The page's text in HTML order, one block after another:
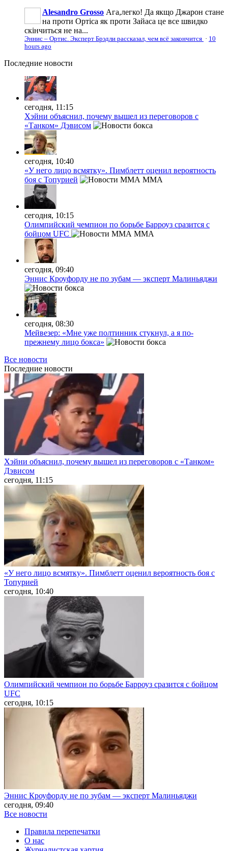
Alesandro Grosso Ага,легко! Да якщо Джарон стане
на проти Ортіса як проти Зайаса це все швидко
скінчиться не на...
Эннис – Ортис. Эксперт Брэдли рассказал, чем всё закончится · 10
hours ago
Последние новости
сегодня, 11:15
Хэйни объяснил, почему вышел из переговоров с
«Танком» Дэвисом
сегодня, 10:40
«У него лицо всмятку». Пимблетт оценил вероятность
боя с Топурией
MMA
сегодня, 10:15
Олимпийский чемпион по борьбе Барроуз сразится с
бойцом UFC
MMA
сегодня, 09:40
Эннис Кроуфорду не по зубам — эксперт Малиньяджи
сегодня, 08:30
Мейвезер: «Мне уже полтинник стукнул, а я по-
прежнему лицо бокса»
Все новости
Последние новости
Хэйни объяснил, почему вышел из переговоров с «Танком»
Дэвисом
сегодня, 11:15
«У него лицо всмятку». Пимблетт оценил вероятность боя с
Топурией
сегодня, 10:40
Олимпийский чемпион по борьбе Барроуз сразится с бойцом
UFC
сегодня, 10:15
Эннис Кроуфорду не по зубам — эксперт Малиньяджи
сегодня, 09:40
Все новости
Правила перепечатки
О нас